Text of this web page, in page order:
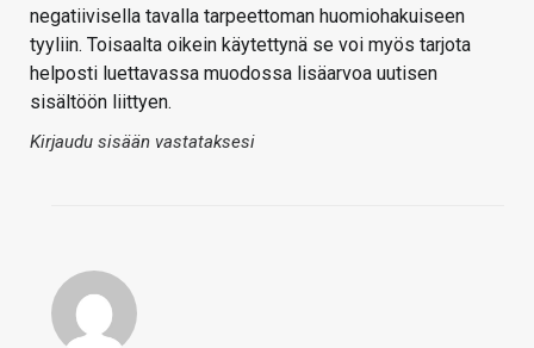
negatiivisella tavalla tarpeettoman huomiohakuiseen
tyyliin. Toisaalta oikein käytettynä se voi myös tarjota
helposti luettavassa muodossa lisäarvoa uutisen
sisältöön liittyen.
Kirjaudu sisään vastataksesi